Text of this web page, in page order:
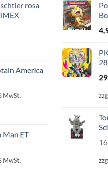
rosa
America
MwSt.
Man ET
MwSt.